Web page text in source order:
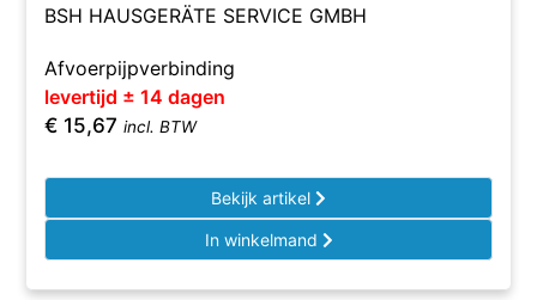
BSH HAUSGERÄTE SERVICE GMBH
Afvoerpijpverbinding
levertijd ± 14 dagen
€ 15,67 incl. BTW
Bekijk artikel
In winkelmand